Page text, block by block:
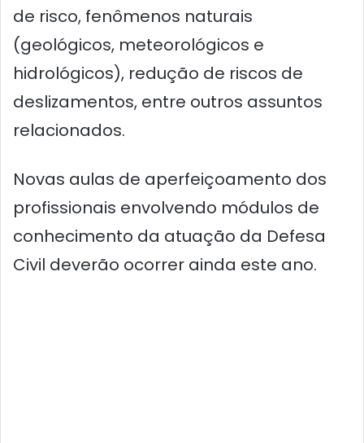
de risco, fenômenos naturais
(geológicos, meteorológicos e
hidrológicos), redução de riscos de
deslizamentos, entre outros assuntos
relacionados.
Novas aulas de aperfeiçoamento dos
profissionais envolvendo módulos de
conhecimento da atuação da Defesa
Civil deverão ocorrer ainda este ano.